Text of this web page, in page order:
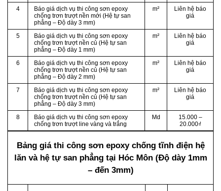
4
Báo giá dịch vụ thi công sơn epoxy
chống trơn trượt nền mới (Hệ tự san
phẳng – Độ dày 3 mm)
m²
Liên hệ báo
giá
5
Báo giá dịch vụ thi công sơn epoxy
chống trơn trượt nền củ (Hệ tự san
phẳng – Độ dày 1 mm)
m²
Liên hệ báo
giá
6
Báo giá dịch vụ thi công sơn epoxy
chống trơn trượt nền củ (Hệ tự san
phẳng – Độ dày 2 mm)
m²
Liên hệ báo
giá
7
Báo giá dịch vụ thi công sơn epoxy
chống trơn trượt nền củ (Hệ tự san
phẳng – Độ dày 3 mm)
m²
Liên hệ báo
giá
8
Báo giá dịch vụ thi công sơn epoxy
chống trơn trượt line vàng và trắng
Md
15.000 –
20.000₫
Bảng giá thi công sơn epoxy chống tĩnh điện hệ
lăn và hệ tự san phẳngtại Hóc Môn (Độ dày 1mm
– đến 3mm)